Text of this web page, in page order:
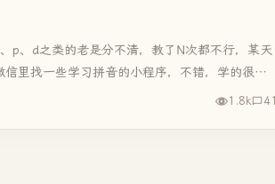
p、d之类的老是分不清，教了N次都不行，某天
里找一些学习拼音的小程序，不错，学的很开
1.8k 41